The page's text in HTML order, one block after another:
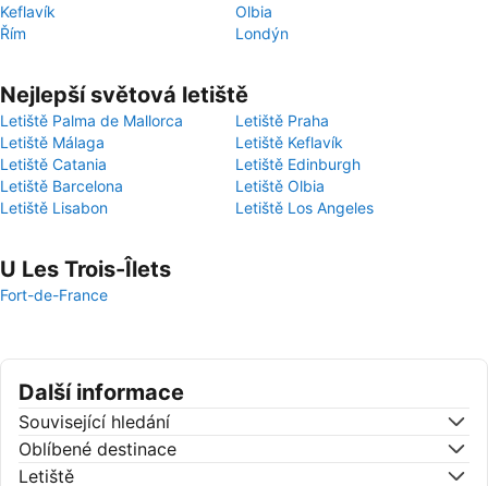
Keflavík
Olbia
Řím
Londýn
Nejlepší světová letiště
Letiště Palma de Mallorca
Letiště Praha
Letiště Málaga
Letiště Keflavík
Letiště Catania
Letiště Edinburgh
Letiště Barcelona
Letiště Olbia
Letiště Lisabon
Letiště Los Angeles
U Les Trois-Îlets
Fort-de-France
Další informace
Související hledání
Oblíbené destinace
Letiště